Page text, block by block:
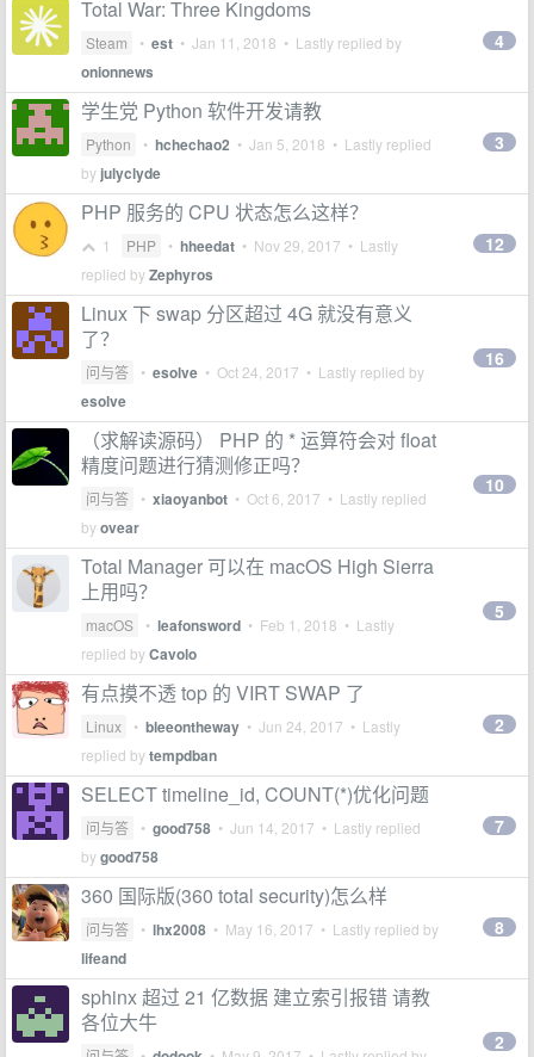
Total War: Three Kingdoms
Steam • est • Jan 11, 2018 • Lastly replied by
onionnews
4
学生党 Python 软件开发请教
Python • hchechao2 • Jan 5, 2018 • Lastly replied
by julyclyde
3
PHP 服务的 CPU 状态怎么这样？
1 PHP • hheedat • Nov 29, 2017 • Lastly
replied byZephyros
12
Linux 下 swap 分区超过 4G 就没有意义
了？
问与答 • esolve • Oct 24, 2017 • Lastly replied by
esolve
16
（求解读源码） PHP 的 * 运算符会对 float
精度问题进行猜测修正吗？
问与答 • xiaoyanbot • Oct 6, 2017 • Lastly replied
byovear
10
Total Manager 可以在 macOS High Sierra
上用吗？
macOS • leafonsword • Feb 1, 2018 • Lastly
replied byCavolo
5
有点摸不透 top 的 VIRT SWAP 了
Linux • bleeontheway • Jun 24, 2017 • Lastly
replied bytempdban
2
SELECT timeline_id, COUNT(*)优化问题
问与答 • good758 • Jun 14, 2017 • Lastly replied
bygood758
7
360 国际版(360 total security)怎么样
问与答 • lhx2008 • May 16, 2017 • Lastly replied by
lifeand
8
sphinx 超过 21 亿数据 建立索引报错 请教
各位大牛
2